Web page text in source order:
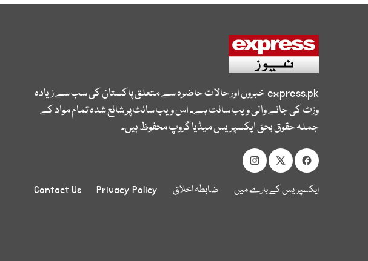
express.pkخبروں اور حالات حاضرہ سے متعلق پاکستان کی سب سے زیادہ
وزٹ کی جانے والی ویب سائٹ ہے۔ اس ویب سائٹ پر شائع شدہ تمام مواد کے
جملہ حقوق بحق ایکسپریس میڈیا گروپ محفوظ ہیں۔
ایکسپریس کے بارے میں ضابطہ اخلاق Privacy Policy
Contact Us